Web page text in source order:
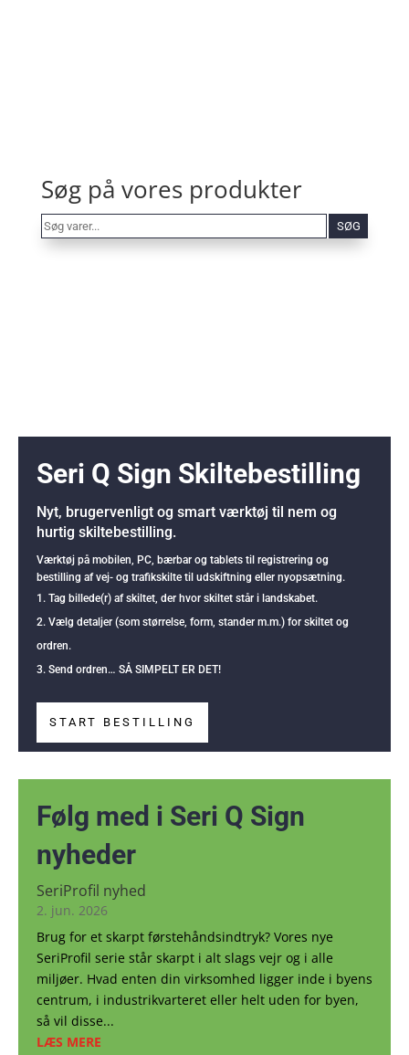
Søg på vores produkter
Søg
varer...
SØG
Seri Q Sign Skiltebestilling
Nyt, brugervenligt og smart værktøj til nem og
hurtig skiltebestilling.
Værktøj på mobilen, PC, bærbar og tablets til registrering og
bestilling af vej- og trafikskilte til udskiftning eller nyopsætning.
Tag billede(r) af skiltet, der hvor skiltet står i landskabet.
Vælg detaljer (som størrelse, form, stander m.m.) for skiltet og
ordren.
Send ordren… SÅ SIMPELT ER DET!
START BESTILLING
Følg med i Seri Q Sign
nyheder
SeriProfil nyhed
2. jun. 2026
Brug for et skarpt førstehåndsindtryk? Vores nye
SeriProfil serie står skarpt i alt slags vejr og i alle
miljøer. Hvad enten din virksomhed ligger inde i byens
centrum, i industrikvarteret eller helt uden for byen,
så vil disse...
LÆS MERE